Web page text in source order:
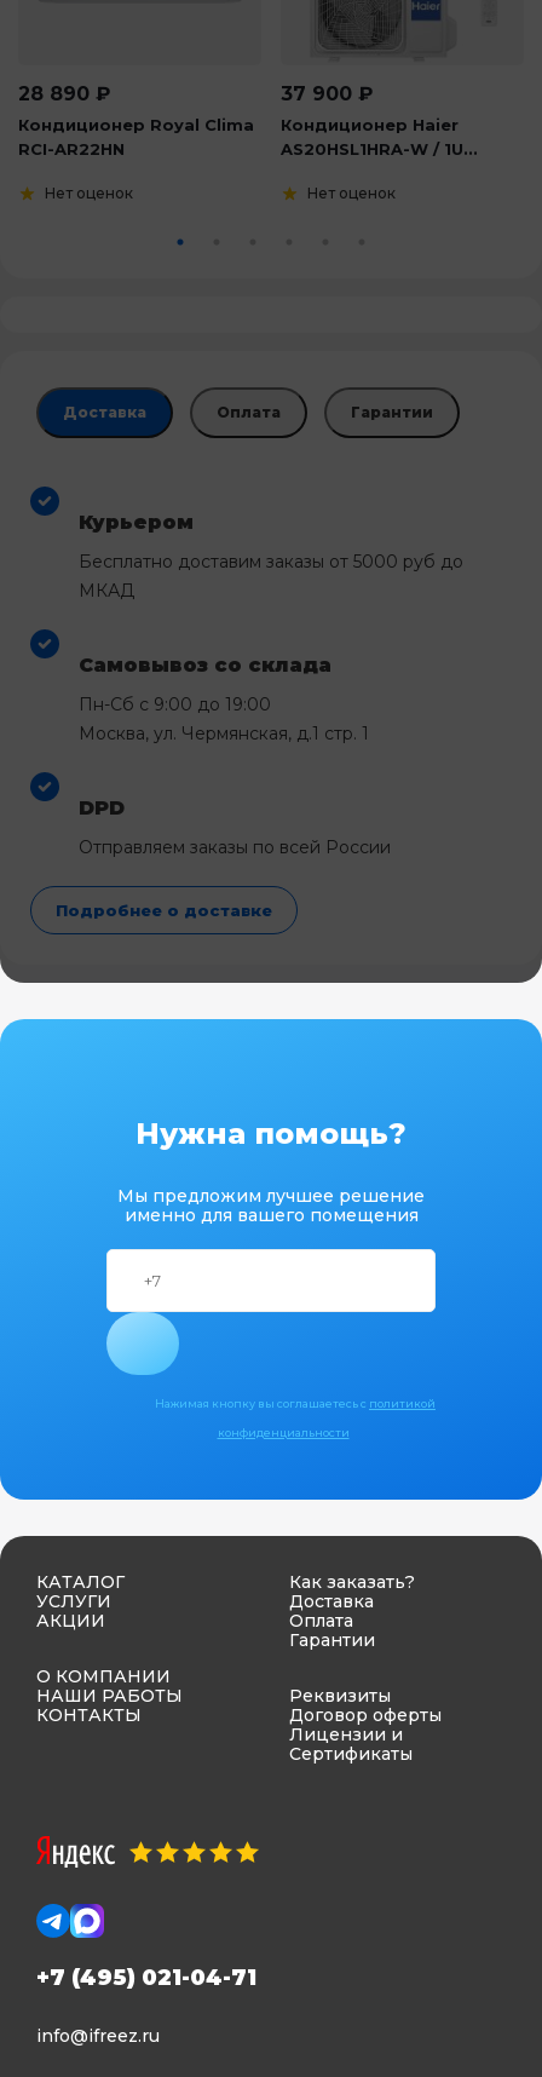
28 890 ₽
Кондиционер Royal Clima
RCI-AR22HN
Нет оценок
37 900 ₽
Кондиционер Haier
AS20HSL1HRA-W / 1U...
Нет оценок
Доставка Оплата Гарантии
Курьером
Бесплатно доставим заказы от 5000 руб до
МКАД
Самовывоз со склада
Пн-Сб с 9:00 до 19:00
Москва, ул. Чермянская, д.1 стр. 1
DPD
Отправляем заказы по всей России
Подробнее о доставке
Нужна помощь?
Мы предложим лучшее решение
именно для вашего помещения
Нажимая кнопку вы соглашаетесь с политикой
конфиденциальности
КАТАЛОГ
УСЛУГИ
АКЦИИ
О КОМПАНИИ
НАШИ РАБОТЫ
КОНТАКТЫ
Как заказать?
Доставка
Оплата
Гарантии
Реквизиты
Договор оферты
Лицензии и
Сертификаты
+7 (495) 021-04-71
info@ifreez.ru